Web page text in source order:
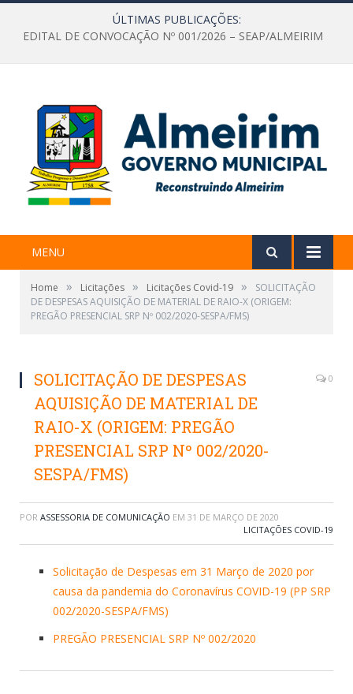
ÚLTIMAS PUBLICAÇÕES:
EDITAL DE CONVOCAÇÃO Nº 001/2026 – SEAP/ALMEIRIM
MENU
Home » Licitações » Licitações Covid-19 »
SOLICITAÇÃO
DE DESPESAS AQUISIÇÃO DE MATERIAL DE RAIO-X (ORIGEM:
PREGÃO PRESENCIAL SRP Nº 002/2020-SESPA/FMS)
SOLICITAÇÃO DE DESPESAS
AQUISIÇÃO DE MATERIAL DE
RAIO-X (ORIGEM: PREGÃO
PRESENCIAL SRP Nº 002/2020-
SESPA/FMS)
0
POR ASSESSORIA DE COMUNICAÇÃO EM 31 DE MARÇO DE 2020
LICITAÇÕES COVID-19
Solicitação de Despesas em 31 Março de 2020 por
causa da pandemia do Coronavírus COVID-19 (PP SRP
002/2020-SESPA/FMS)
PREGÃO PRESENCIAL SRP Nº 002/2020